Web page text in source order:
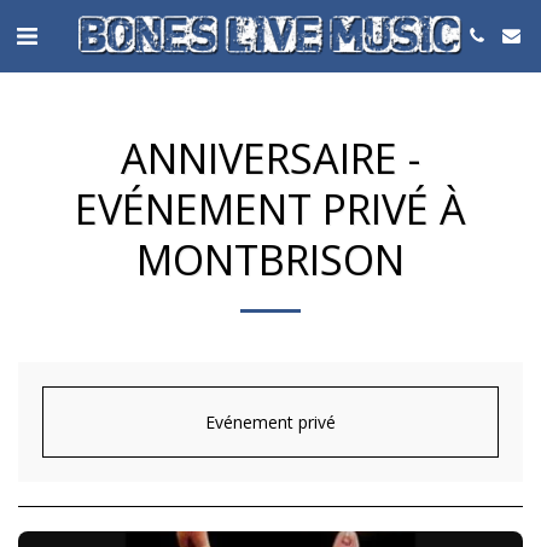
ANNIVERSAIRE -
EVÉNEMENT PRIVÉ À
MONTBRISON
Evénement privé